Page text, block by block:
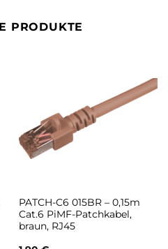
PRODUKTE
PATCH-C6 015BR – 0,15m
Cat.6 PiMF-Patchkabel,
braun, RJ45